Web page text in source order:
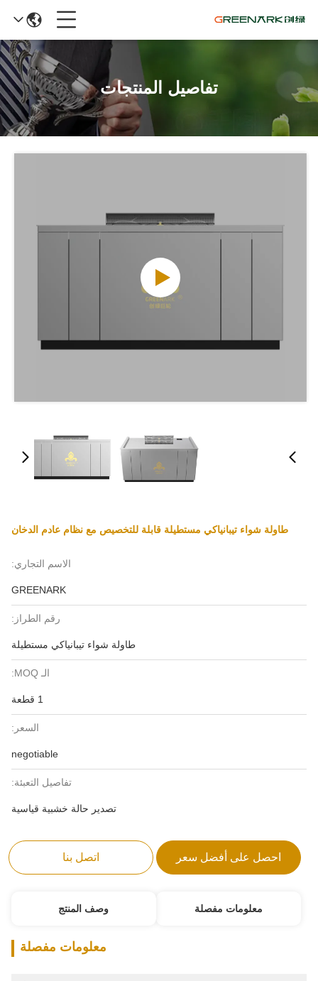
تفاصيل المنتجات
طاولة شواء تيبانياكي مستطيلة قابلة للتخصيص مع نظام عادم الدخان
الاسم التجاري:
GREENARK
رقم الطراز:
طاولة شواء تيبانياكي مستطيلة
الـ MOQ:
1 قطعة
السعر:
negotiable
تفاصيل التعبئة:
تصدير حالة خشبية قياسية
احصل على أفضل سعر اتصل بنا
معلومات مفصلة وصف المنتج
معلومات مفصلة